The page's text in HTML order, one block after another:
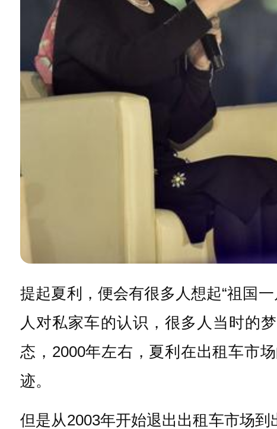
提起夏利，便会有很多人想起“祖国
人对私家车的认识，很多人当时的
态，2000年左右，夏利在出租车市
迹。
但是从2003年开始退出出租车市场